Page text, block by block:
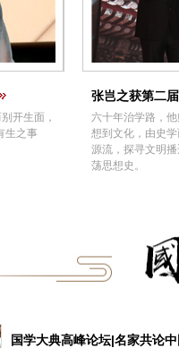
开生面，
生之事
张岂之获第二
六十年治学路，
想到文化，由史
源流，探寻文明
荡思想史。
国学大典高峰论坛|名家共论